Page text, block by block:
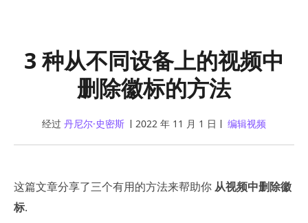
3 种从不同设备上的视频中
删除徽标的方法
经过 丹尼尔·史密斯 2022 年 11 月 1 日 编辑视频
这篇文章分享了三个有用的方法来帮助你 从视频中删除徽
标.